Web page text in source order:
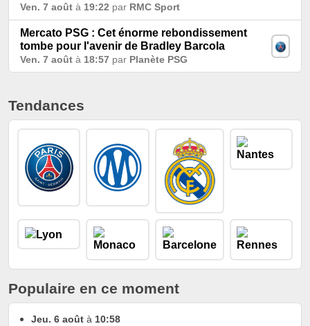
Ven. 7 août à 19:22 par RMC Sport
Mercato PSG : Cet énorme rebondissement
tombe pour l'avenir de Bradley Barcola
Ven. 7 août à 18:57 par Planète PSG
Tendances
Populaire en ce moment
Jeu. 6 août à 10:58